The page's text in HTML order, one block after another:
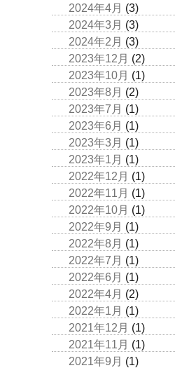
2024年4月 (3)
2024年3月 (3)
2024年2月 (3)
2023年12月 (2)
2023年10月 (1)
2023年8月 (2)
2023年7月 (1)
2023年6月 (1)
2023年3月 (1)
2023年1月 (1)
2022年12月 (1)
2022年11月 (1)
2022年10月 (1)
2022年9月 (1)
2022年8月 (1)
2022年7月 (1)
2022年6月 (1)
2022年4月 (2)
2022年1月 (1)
2021年12月 (1)
2021年11月 (1)
2021年9月 (1)